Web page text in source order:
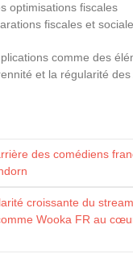
optimisations fiscales
fiscales et
comme des
et la régularité des
des comédiens
croissante du
Wooka FR au